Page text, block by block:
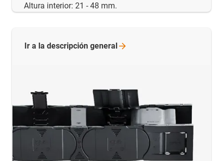
Altura interior: 21 - 48 mm.
Ir a la descripción general